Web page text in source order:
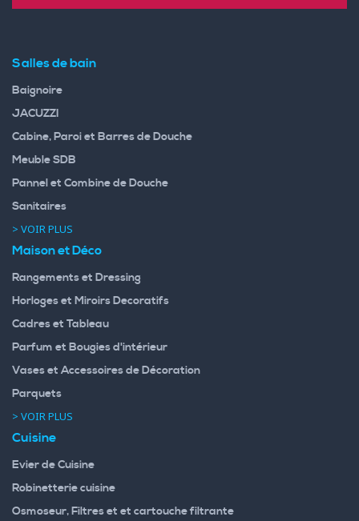
Salles de bain
Baignoire
JACUZZI
Cabine, Paroi et Barres de Douche
Meuble SDB
Pannel et Combine de Douche
Sanitaires
> VOIR PLUS
Maison et Déco
Rangements et Dressing
Horloges et Miroirs Decoratifs
Cadres et Tableau
Parfum et Bougies d'intérieur
Vases et Accessoires de Décoration
Parquets
> VOIR PLUS
Cuisine
Evier de Cuisine
Robinetterie cuisine
Osmoseur, Filtres et et cartouche filtrante